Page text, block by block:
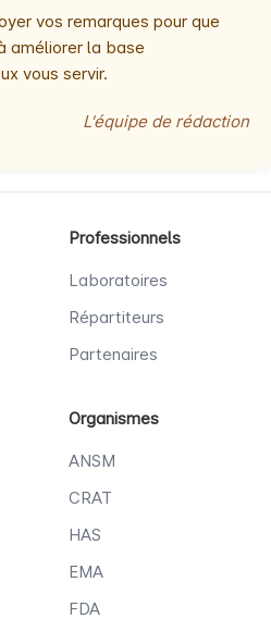
vos remarques pour que
améliorer la base
vous servir.
L'équipe de rédaction
Professionnels
Laboratoires
Répartiteurs
Partenaires
Organismes
ANSM
CRAT
HAS
EMA
FDA